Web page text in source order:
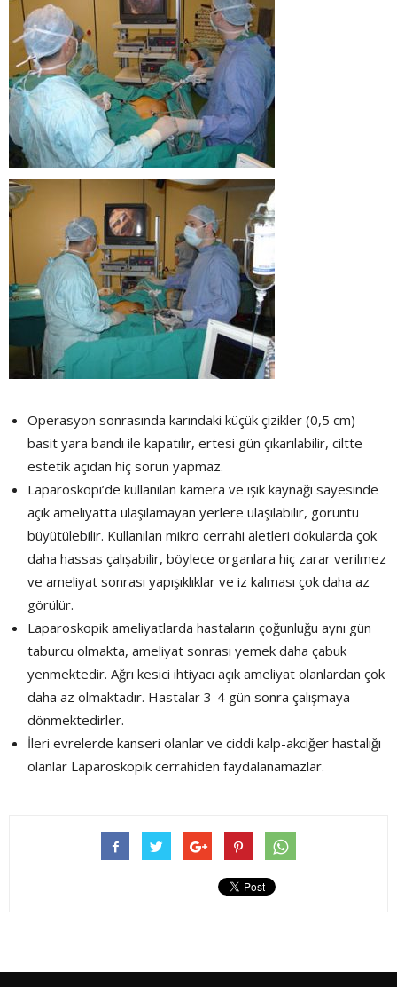
Operasyon sonrasında karındaki küçük çizikler (0,5 cm)
basit yara bandı ile kapatılır, ertesi gün çıkarılabilir, ciltte
estetik açıdan hiç sorun yapmaz.
Laparoskopi’de kullanılan kamera ve ışık kaynağı sayesinde
açık ameliyatta ulaşılamayan yerlere ulaşılabilir, görüntü
büyütülebilir. Kullanılan mikro cerrahi aletleri dokularda çok
daha hassas çalışabilir, böylece organlara hiç zarar verilmez
ve ameliyat sonrası yapışıklıklar ve iz kalması çok daha az
görülür.
Laparoskopik ameliyatlarda hastaların çoğunluğu aynı gün
taburcu olmakta, ameliyat sonrası yemek daha çabuk
yenmektedir. Ağrı kesici ihtiyacı açık ameliyat olanlardan çok
daha az olmaktadır. Hastalar 3-4 gün sonra çalışmaya
dönmektedirler.
İleri evrelerde kanseri olanlar ve ciddi kalp-akciğer hastalığı
olanlar Laparoskopik cerrahiden faydalanamazlar.